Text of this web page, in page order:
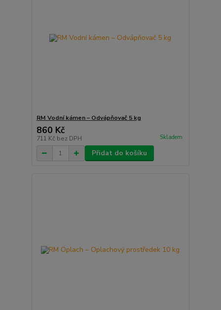
RM Vodní kámen – Odvápňovač 5 kg
860 Kč
711 Kč bez DPH Skladem
Přidat do košíku